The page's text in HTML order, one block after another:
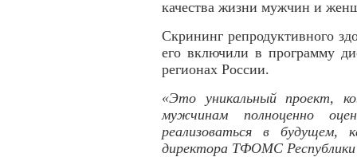
качества жизни мужчин и
Скрининг репродуктивного
его включили в программу
регионах России.
«Это уникальный проект,
мужчинам полноценно
реализоваться в будущем,
директора ТФОМС